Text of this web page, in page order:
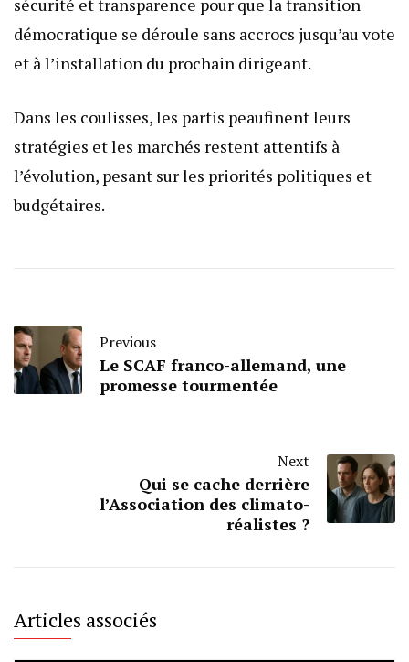
sécurité et transparence pour que la transition
démocratique se déroule sans accrocs jusqu’au vote
et à l’installation du prochain dirigeant.
Dans les coulisses, les partis peaufinent leurs
stratégies et les marchés restent attentifs à
l’évolution, pesant sur les priorités politiques et
budgétaires.
Previous
Le SCAF franco-allemand, une
promesse tourmentée
Next
Qui se cache derrière
l’Association des climato-
réalistes ?
Articles associés